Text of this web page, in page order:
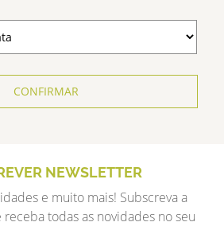
CONFIRMAR
NEWSLETTER
e muito mais! Subscreva a
todas as novidades no seu